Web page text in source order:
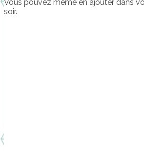
Vous pouvez même en ajouter dans
soir.